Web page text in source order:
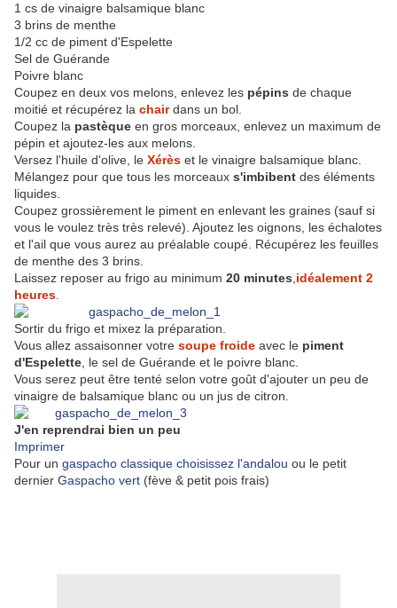
1 cs de vinaigre balsamique blanc
3 brins de menthe
1/2 cc de piment d'Espelette
Sel de Guérande
Poivre blanc
Coupez en deux vos melons, enlevez les pépins de chaque
moitié et récupérez la chairdans un bol.
Coupez la pastèque en gros morceaux, enlevez un maximum de
pépin et ajoutez-les aux melons.
Versez l'huile d'olive, le Xérès et le vinaigre balsamique blanc.
Mélangez pour que tous les morceaux s'imbibent des éléments
liquides.
Coupez grossièrement le piment en enlevant les graines (sauf si
vous le voulez très très relevé). Ajoutez les oignons, les échalotes
et l'ail que vous aurez au préalable coupé. Récupérez les feuilles
de menthe des 3 brins.
Laissez reposer au frigo au minimum 20 minutes idéalement 2
heures
Sortir du frigo et mixez la préparation.
Vous allez assaisonner votre soupe froide avec le piment
d'Espelette , le sel de Guérande et le poivre blanc.
Vous serez peut être tenté selon votre goût d'ajouter un peu de
vinaigre de balsamique blanc ou un jus de citron.
J'en reprendrai bien un peu
Imprimer
Pour un gaspacho classique choisissez l'andalou ou le petit
dernier Gaspacho vert (fève & petit pois frais)